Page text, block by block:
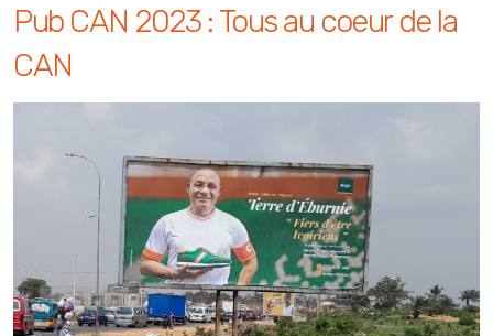
Pub CAN 2023 : Tous au coeur de la
CAN